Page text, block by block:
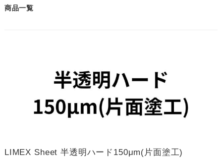
商品一覧
LIMEX Sheet 半透明ハード150μm(片面塗工)